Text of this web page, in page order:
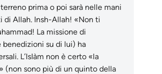
prima o poi sarà nelle mani
Allah. Insh-Allah! «Non ti
La missione di
benedizioni su di lui) ha
L’IsIàm non è certo «la
(non sono più di un quinto della